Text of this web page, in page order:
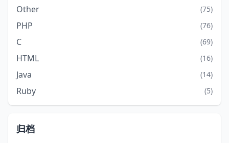
Other (75)
PHP (76)
C (69)
HTML (16)
Java (14)
Ruby (5)
归档